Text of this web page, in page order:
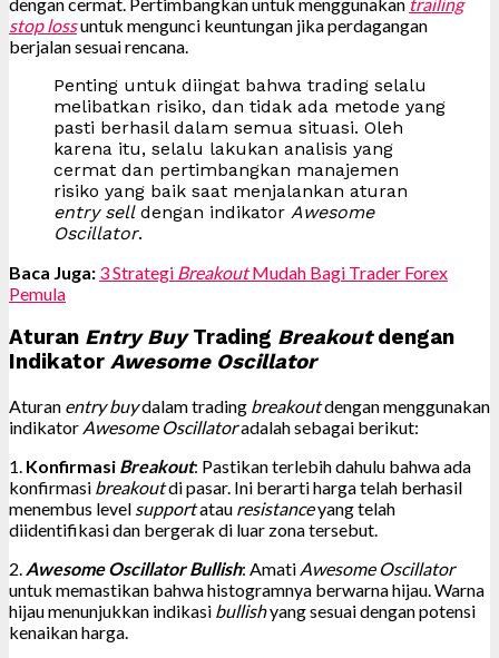
dengan cermat. Pertimbangkan untuk menggunakan trailing
stop lossuntuk mengunci keuntungan jika perdagangan
berjalan sesuai rencana.
Penting untuk diingat bahwa trading selalu
melibatkan risiko, dan tidak ada metode yang
pasti berhasil dalam semua situasi. Oleh
karena itu, selalu lakukan analisis yang
cermat dan pertimbangkan manajemen
risiko yang baik saat menjalankan aturan
entry selldengan indikator Awesome
Oscillator.
Baca Juga: 3 Strategi BreakoutMudah Bagi Trader Forex
Pemula
Aturan Entry BuyTrading Breakoutdengan
Indikator Awesome Oscillator
Aturan entry buydalam trading breakoutdengan menggunakan
indikator Awesome Oscillatoradalah sebagai berikut:
1. Konfirmasi Breakout: Pastikan terlebih dahulu bahwa ada
konfirmasi breakoutdi pasar. Ini berarti harga telah berhasil
menembus level supportatau resistanceyang telah
diidentifikasi dan bergerak di luar zona tersebut.
2. Awesome Oscillator Bullish: Amati Awesome Oscillator
untuk memastikan bahwa histogramnya berwarna hijau. Warna
hijau menunjukkan indikasi bullishyang sesuai dengan potensi
kenaikan harga.